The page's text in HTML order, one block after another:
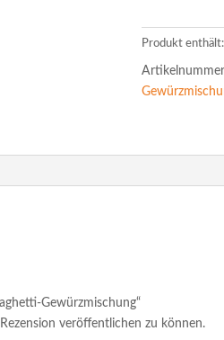
Produkt
Gewürzmischung“
veröffentlichen zu können.